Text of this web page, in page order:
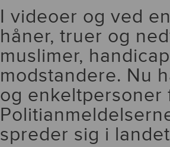
I videoer og ved
håner, truer og
muslimer,
modstandere. Nu
og enkeltpersoner
spreder sig i